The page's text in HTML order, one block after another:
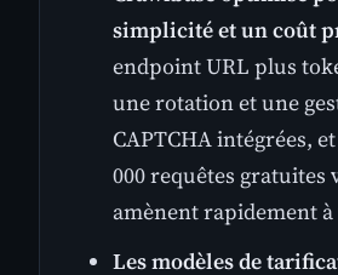
simplicité et un coût
endpoint URL plus
une rotation et une
CAPTCHA intégrées,
000 requêtes gratuites
amènent rapidement
Les modèles de